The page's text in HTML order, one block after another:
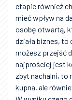
etapie również
mieć wpływ na
osobę otwartą,
działa biznes,
możesz przejść
najprościej jest
zbyt nachalni, to
kupna, ale